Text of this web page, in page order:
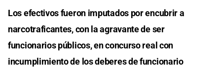
Los efectivos fueron imputados por encubrir a
narcotraficantes, con la agravante de ser
funcionarios públicos, en concurso real con
incumplimiento de los deberes de funcionario